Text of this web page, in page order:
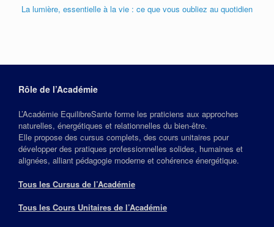
La lumière, essentielle à la vie : ce que vous oubliez au quotidien
Rôle de l’Académie
L’Académie EquilibreSante forme les praticiens aux approches
naturelles, énergétiques et relationnelles du bien‑être.
Elle propose des cursus complets, des cours unitaires pour
développer des pratiques professionnelles solides, humaines et
alignées, alliant pédagogie moderne et cohérence énergétique.
Tous les Cursus de l’Académie
Tous les Cours Unitaires de l’Académie